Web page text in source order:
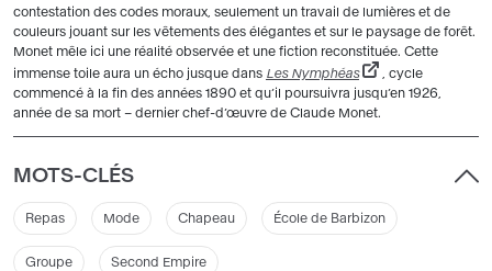
contestation des codes moraux, seulement un travail de lumières et de
couleurs jouant sur les vêtements des élégantes et sur le paysage de forêt.
Monet mêle ici une réalité observée et une fiction reconstituée. Cette
immense toile aura un écho jusque dans Les Nymphéas
, cycle
commencé à la fin des années 1890 et qu’il poursuivra jusqu’en 1926,
année de sa mort – dernier chef-d’œuvre de Claude Monet.
MOTS-CLÉS
Repas Mode Chapeau École de Barbizon
Groupe Second Empire